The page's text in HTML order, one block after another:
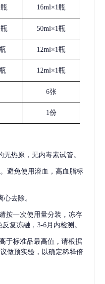
16ml×1瓶
50ml×1瓶
12ml×1瓶
12ml×1瓶
6张
1份
热原，无内毒素试管。
避免使用溶血，高血脂标
去除。
按一次使用量分装，冻存
复冻融，3-6月内检测。
于标准品最高值，请根据
做预实验，以确定稀释倍